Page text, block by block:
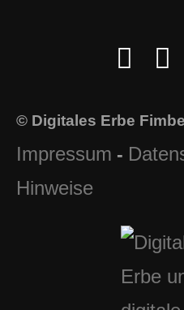
© Digitales Erbe
Impressum -
Hinweise